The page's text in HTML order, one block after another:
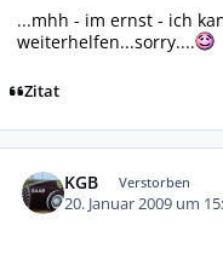
...mhh - im ernst - ich
weiterhelfen...sorry....
Zitat
KGB Verstorben
20. Januar 2009 um